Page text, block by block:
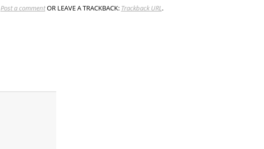
Post a commentOR LEAVE A TRACKBACK: Trackback URL.